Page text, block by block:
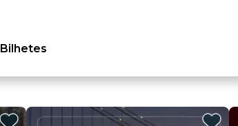
Bilhetes